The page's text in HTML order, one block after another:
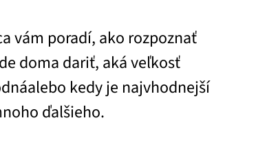
vám poradí, ako rozpoznať
doma dariť, aká veľkosť
kedy je najvhodnejší
ďalšieho.